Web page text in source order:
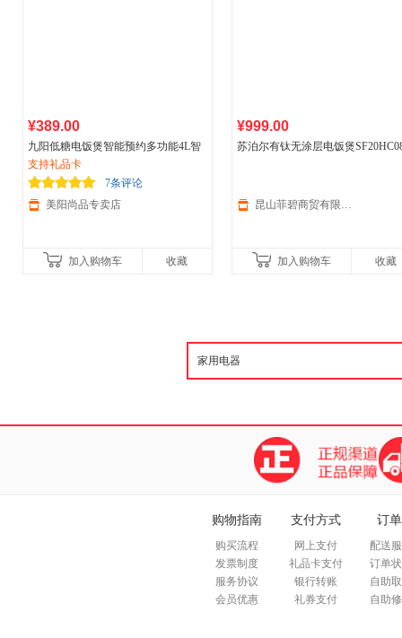
¥389.00
九阳低糖电饭煲智能预约多功能4L智
能铁釜饭锅
支持礼品卡
7条评论
美阳尚品专卖店
加入购物车 收藏
¥999.00
苏泊尔有钛无涂层电饭煲
昆山菲碧商贸有限公司
加入购物车 收藏
购物指南
购买流程
发票制度
服务协议
会员优惠
支付方式
网上支付
礼品卡支付
银行转账
礼券支付
订
配送
订单
自助
自助